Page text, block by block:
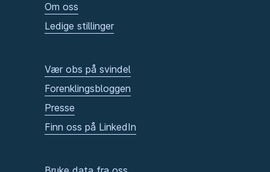
Om oss
Ledige stillinger
Vær obs på svindel
Forenklingsbloggen
Presse
Finn oss på LinkedIn